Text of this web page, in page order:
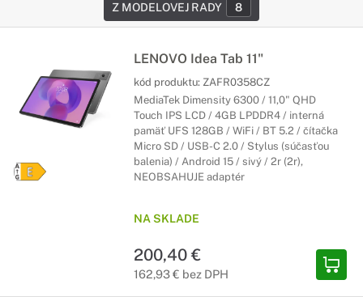
Z MODELOVEJ RADY 8
LENOVO Idea Tab 11"
kód produktu: ZAFR0358CZ
MediaTek Dimensity 6300 / 11,0" QHD
Touch IPS LCD / 4GB LPDDR4 / interná
pamäť UFS 128GB / WiFi / BT 5.2 / čítačka
Micro SD / USB-C 2.0 / Stylus (súčasťou
balenia) / Android 15 / sivý / 2r (2r),
NEOBSAHUJE adaptér
NA SKLADE
200,40 €
162,93 € bez DPH